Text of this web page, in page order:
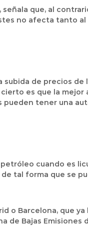
que, al
no afecta tanto al
de precios
es que la
tener una
cuando es
tal forma que se
o Barcelona, que
Bajas Emisiones